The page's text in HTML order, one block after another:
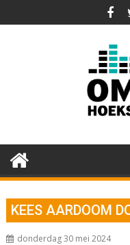
naar
KEES AARDOOM
donderdag 30 mei 2024